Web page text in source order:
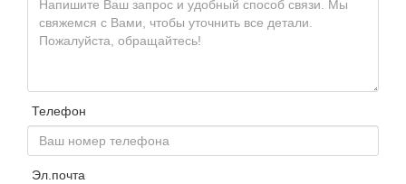
Телефон
Эл.почта